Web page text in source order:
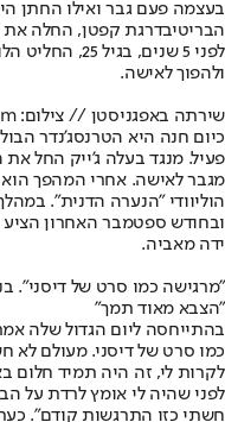
בעצמה פעם גבר ואילו החתן
הבריטיבדרגת קפטן, החלה את
לפני 5 שנים,
ולהפוך לאישה.
שירתה באפגניסטן // צילום: Instagram
כיום חנה היא הטרנסג'נדר
מגבר לאישה. אחרי המהפך
הוליוודי "הנערה הדנית".
ובחודש ספטמבר האחרון הציע
ידה מאביה.
"מרגישה כמו סרט של דיסני".
"הצבא מאוד תמך"
בהתייחסה ליום הגדול שלה
כמו סרט של דיסני. מעולם לא
לקרות לי, זה היה תמיד חלום
לפני שהיה לי אומץ לרדת על
חשתי כזו התרגשות קודם".